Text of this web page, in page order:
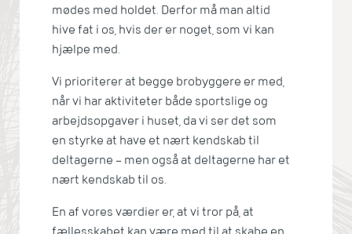
mødes med holdet. Derfor må man altid
hive fat i os, hvis der er noget, som vi kan
hjælpe med.
Vi prioriterer at begge brobyggere er med,
når vi har aktiviteter både sportslige og
arbejdsopgaver i huset, da vi ser det som
en styrke at have et nært kendskab til
deltagerne – men også at deltagerne har et
nært kendskab til os.
En af vores værdier er, at vi tror på, at